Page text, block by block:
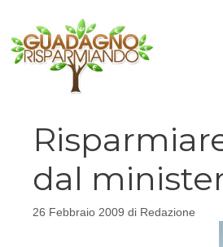
contenuto
dal
26 Febbraio 2009 di Redazione